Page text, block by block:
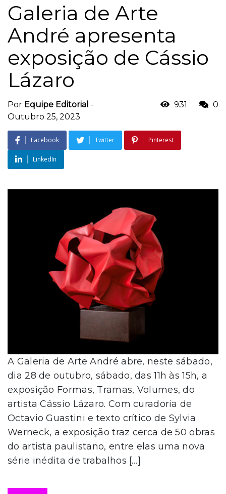
Galeria de Arte
André apresenta
exposição de Cássio
Lázaro
Por Equipe Editorial -
Outubro 25, 2023
931 0
Facebook Twitter Pinterest
LinkedIn
A Galeria de Arte André abre, neste sábado,
dia 28 de outubro, sábado, das 11h às 15h, a
exposição Formas, Tramas, Volumes, do
artista Cássio Lázaro. Com curadoria de
Octavio Guastini e texto crítico de Sylvia
Werneck, a exposição traz cerca de 50 obras
do artista paulistano, entre elas uma nova
série inédita de trabalhos […]